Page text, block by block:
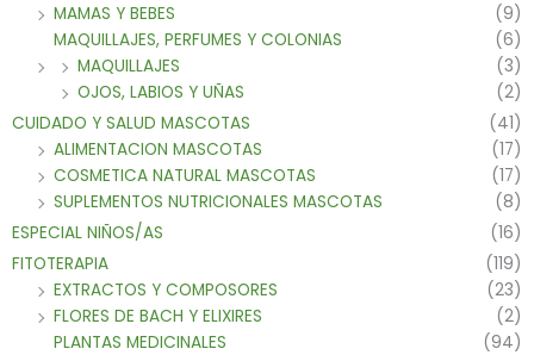
MAMAS Y BEBES
(9)
MAQUILLAJES, PERFUMES Y COLONIAS
(6)
MAQUILLAJES
(3)
OJOS, LABIOS Y UÑAS
(2)
CUIDADO Y SALUD MASCOTAS
(41)
ALIMENTACION MASCOTAS
(17)
COSMETICA NATURAL MASCOTAS
(17)
SUPLEMENTOS NUTRICIONALES MASCOTAS
(8)
ESPECIAL NIÑOS/AS
(16)
FITOTERAPIA
(119)
EXTRACTOS Y COMPOSORES
(23)
FLORES DE BACH Y ELIXIRES
(2)
PLANTAS MEDICINALES
(94)